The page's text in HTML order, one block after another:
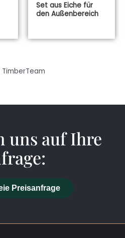
Set aus Eiche für
den Außenbereich
uns auf Ihre
Preisanfrage